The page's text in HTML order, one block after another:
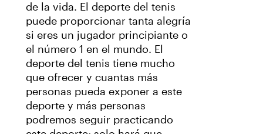
de la vida. El deporte del tenis
puede proporcionar tanta alegría
si eres un jugador principiante o
el número 1 en el mundo. El
deporte del tenis tiene mucho
que ofrecer y cuantas más
personas pueda exponer a este
deporte y más personas
podremos seguir practicando